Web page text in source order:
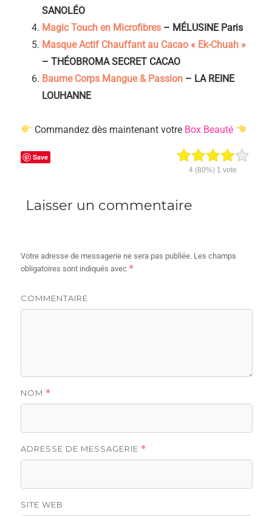
SANOLÉO
Magic Touch en Microfibres – MÉLUSINE Paris
Masque Actif Chauffant au Cacao « Ek-Chuah »
– THÉOBROMA SECRET CACAO
Baume Corps Mangue & Passion – LA REINE
LOUHANNE
Commandez dès maintenant votre Box Beauté
4 (80%) 1 vote
Save
Laisser un commentaire
Votre adresse de messagerie ne sera pas publiée. Les champs
obligatoires sont indiqués avec *
COMMENTAIRE
NOM *
ADRESSE DE MESSAGERIE *
SITE WEB